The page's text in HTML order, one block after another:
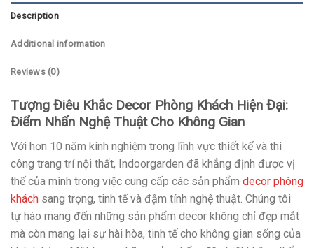
Description
Additional information
Reviews (0)
Tượng Điêu Khắc Decor Phòng Khách Hiện Đại:
Điểm Nhấn Nghệ Thuật Cho Không Gian
Với hơn 10 năm kinh nghiệm trong lĩnh vực thiết kế và thi
công trang trí nội thất, Indoorgarden đã khẳng định được vị
thế của mình trong việc cung cấp các sản phẩm decor phòng
khách sang trọng, tinh tế và đậm tính nghệ thuật. Chúng tôi
tự hào mang đến những sản phẩm decor không chỉ đẹp mắt
mà còn mang lại sự hài hòa, tinh tế cho không gian sống của